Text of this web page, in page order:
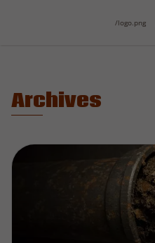
/logo.png
Archives